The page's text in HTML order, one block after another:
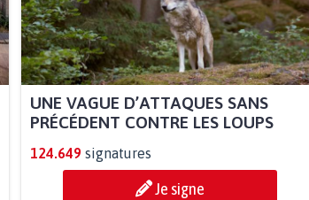
UNE VAGUE D’ATTAQUES SANS
PRÉCÉDENT CONTRE LES LOUPS
124.649 signatures
Je signe